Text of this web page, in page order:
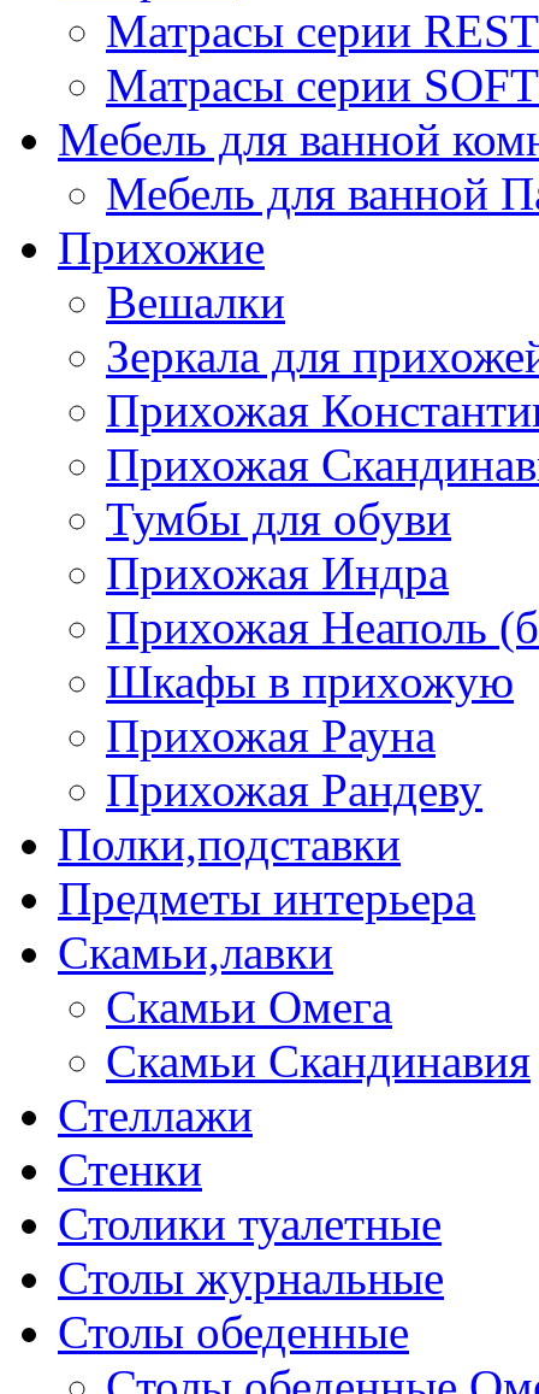
Матрасы серии REST
Матрасы серии SOFT
Мебель для ванной
Мебель для ванной
Прихожие
Вешалки
Зеркала для
Прихожая
Прихожая
Тумбы для обуви
Прихожая Индра
Прихожая Неаполь
Шкафы в прихожую
Прихожая Рауна
Прихожая Рандеву
Полки,подставки
Предметы интерьера
Скамьи,лавки
Скамьи Омега
Скамьи Скандинавия
Стеллажи
Стенки
Столики туалетные
Столы журнальные
Столы обеденные